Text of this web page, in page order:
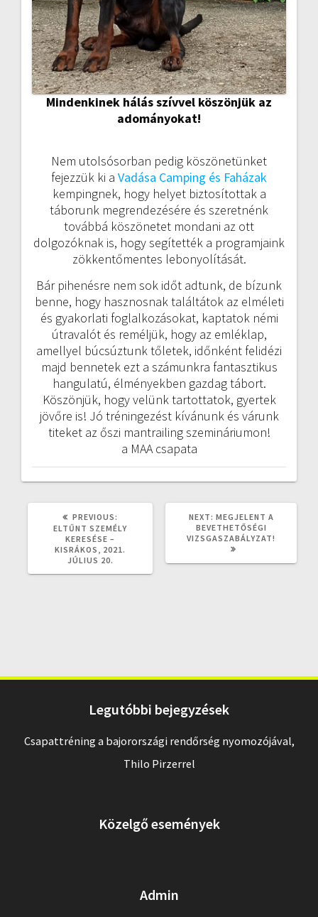
Mindenkinek hálás szívvel köszönjük az
adományokat!
Nem utolsósorban pedig köszönetünket
fejezzük ki a Vadása Camping és Faházak
kempingnek, hogy helyet biztosítottak a
táborunk megrendezésére és szeretnénk
továbbá köszönetet mondani az ott
dolgozóknak is, hogy segítették a programjaink
zökkentőmentes lebonyolítását.
Bár pihenésre nem sok időt adtunk, de bízunk
benne, hogy hasznosnak találtátok az elméleti
és gyakorlati foglalkozásokat, kaptatok némi
útravalót és reméljük, hogy az emléklap,
amellyel búcsúztunk tőletek, időnként felidézi
majd bennetek ezt a számunkra fantasztikus
hangulatú, élményekben gazdag tábort.
Köszönjük, hogy velünk tartottatok, gyertek
jövőre is! Jó tréningezést kívánunk és várunk
titeket az őszi mantrailing szemináriumon!
a MAA csapata
PREVIOUS:
POST:
ELTŰNT SZEMÉLY
KERESÉSE –
KISRÁKOS, 2021.
JÚLIUS 20.
NEXT: NEXT
POST:
MEGJELENT A
BEVETHETŐSÉGI
VIZSGASZABÁLYZAT!
Legutóbbi bejegyzések
Csapattréning a bajorországi rendőrség nyomozójával,
Thilo Pirzerrel
Közelgő események
Admin